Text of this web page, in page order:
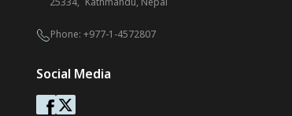
Phone: +977-1-4572807
Social Media